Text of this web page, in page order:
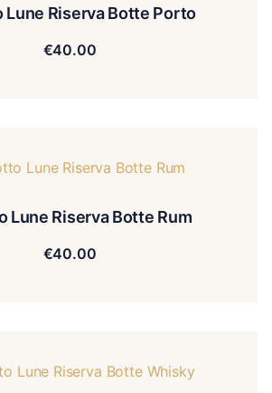
Lune Riserva Botte Porto
€40.00
Lune Riserva Botte Rum
€40.00